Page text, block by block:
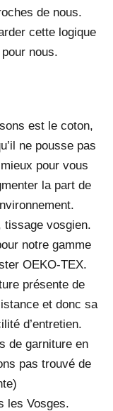
de nous.
cette logique
nous.
est le coton,
ne pousse pas
pour vous
la part de
tissage vosgien.
notre gamme
OEKO-TEX.
présente de
et donc sa
d’entretien.
de garniture en
pas trouvé de
les Vosges.